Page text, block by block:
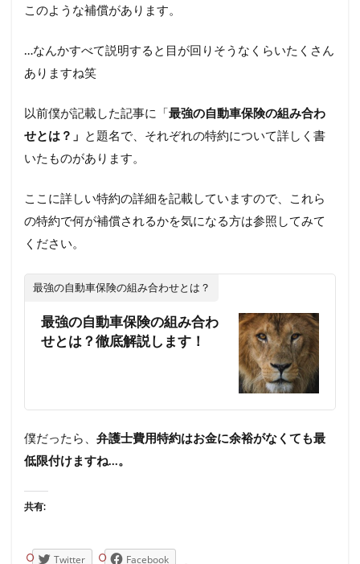
このような補償があります。
…なんかすべて説明すると目が回りそうなくらいたくさん
ありますね笑
以前僕が記載した記事に「 最強の自動車保険の組み合わ
せとは？」
と題名で、それぞれの特約について詳しく書
いたものがあります。
ここに詳しい特約の詳細を記載していますので、これら
の特約で何が補償されるかを気になる方は参照してみて
ください。
最強の自動車保険の組み合わせとは？
最強の自動車保険の組み合わ
せとは？徹底解説します！
僕だったら、 弁護士費用特約はお金に余裕がなくても最
低限付けますね…。
共有:
Twitter Facebook